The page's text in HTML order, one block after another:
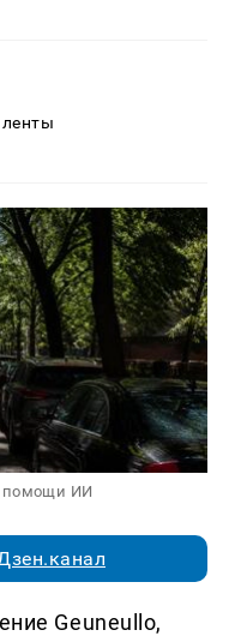
помощи ИИ
Geuneullo,